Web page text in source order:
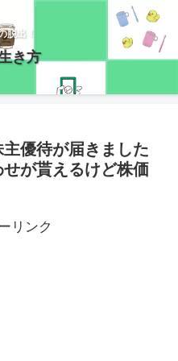
脱出！
き方
優待が届きました
が貰えるけど株価
リンク